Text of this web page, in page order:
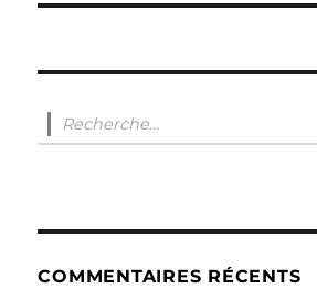
Recherche
pour :
COMMENTAIRES RÉCENTS